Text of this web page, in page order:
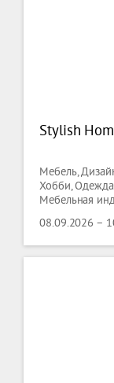
Stylish
Мебель,
Хобби,
Мебельная
08.09.2026 –